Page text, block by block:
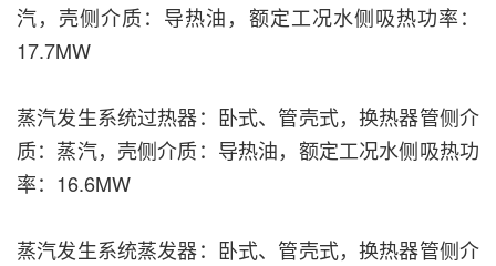
汽，壳侧介质：导热油，额定工况水侧吸热功率：
17.7MW
蒸汽发生系统过热器：卧式、管壳式，换热器管侧介
质：蒸汽，壳侧介质：导热油，额定工况水侧吸热功
率：16.6MW
蒸汽发生系统蒸发器：卧式、管壳式，换热器管侧介